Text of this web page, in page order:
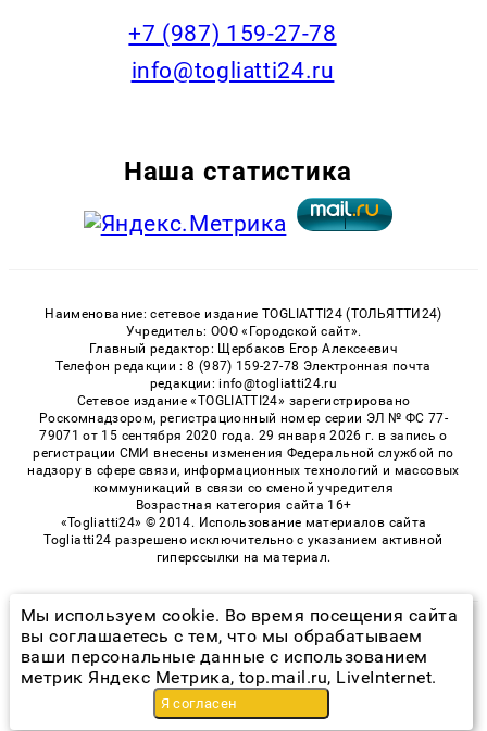
+7 (987) 159-27-78
info@togliatti24.ru
Наша статистика
Наименование: сетевое издание TOGLIATTI24 (ТОЛЬЯТТИ24)
Учредитель: ООО «Городской сайт».
Главный редактор: Щербаков Егор Алексеевич
Телефон редакции : 8 (987) 159-27-78 Электронная почта
редакции: info@togliatti24.ru
Сетевое издание «TOGLIATTI24» зарегистрировано
Роскомнадзором, регистрационный номер серии ЭЛ № ФС 77-
79071 от 15 сентября 2020 года. 29 января 2026 г. в запись о
регистрации СМИ внесены изменения Федеральной службой по
надзору в сфере связи, информационных технологий и массовых
коммуникаций в связи со сменой учредителя
Возрастная категория сайта 16+
«Togliatti24» © 2014. Использование материалов сайта
Togliatti24 разрешено исключительно с указанием активной
гиперссылки на материал.
© 2026 «Togliatti24» | Все права защищены
Возрастная категория сайта 16+
Политика конфиденциальности
Мы используем cookie. Во время посещения сайта
вы соглашаетесь с тем, что мы обрабатываем
ваши персональные данные с использованием
метрик Яндекс Метрика, top.mail.ru, LiveInternet.
Я согласен